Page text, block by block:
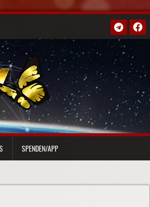
SPENDEN/APP